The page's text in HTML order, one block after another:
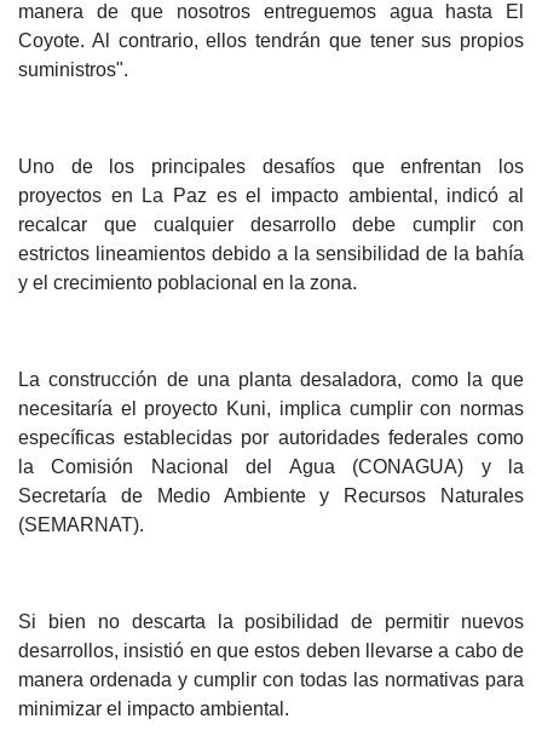
manera de que nosotros entreguemos agua hasta El
Coyote. Al contrario, ellos tendrán que tener sus propios
suministros".
Uno de los principales desafíos que enfrentan los
proyectos en La Paz es el impacto ambiental, indicó al
recalcar que cualquier desarrollo debe cumplir con
estrictos lineamientos debido a la sensibilidad de la bahía
y el crecimiento poblacional en la zona.
La construcción de una planta desaladora, como la que
necesitaría el proyecto Kuni, implica cumplir con normas
específicas establecidas por autoridades federales como
la Comisión Nacional del Agua (CONAGUA) y la
Secretaría de Medio Ambiente y Recursos Naturales
(SEMARNAT).
Si bien no descarta la posibilidad de permitir nuevos
desarrollos, insistió en que estos deben llevarse a cabo de
manera ordenada y cumplir con todas las normativas para
minimizar el impacto ambiental.